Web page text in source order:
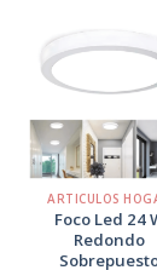
a
+
ARTICULOS
Foco Led 24
Redondo